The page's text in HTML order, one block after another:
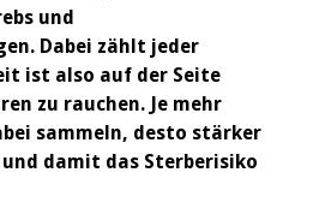
und
Dabei zählt jeder
ist also auf der Seite
zu rauchen. Je mehr
sammeln, desto stärker
damit das Sterberisiko